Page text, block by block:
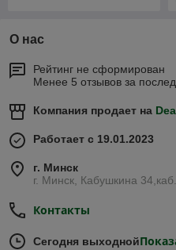
О нас
Рейтинг не сформирован
Менее 5 отзывов за
Компания продает на
Работает с 19.01.2023
г. Минск
г. Минск, Кабушкина
Контакты
Сегодня выходной